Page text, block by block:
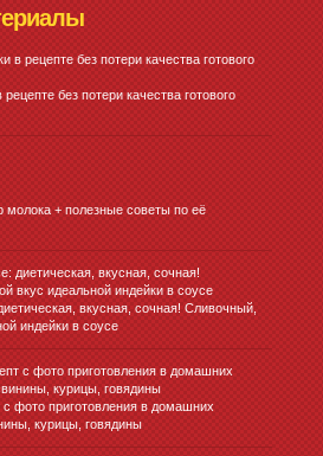
без потери качества готового
молока + полезные советы по её
вкусная, сочная! Сливочный,
индейки в соусе
фото приготовления в домашних
курицы, говядины